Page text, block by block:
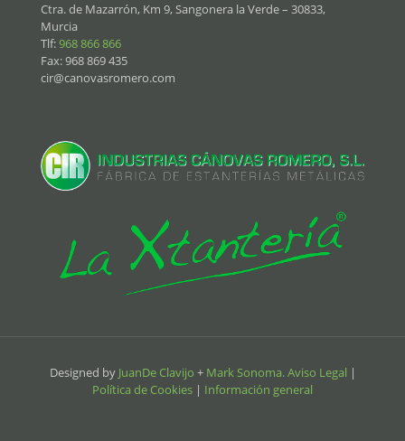
Ctra. de Mazarrón, Km 9, Sangonera la Verde – 30833,
Murcia
Tlf:968 866 866
Fax: 968 869 435
cir@canovasromero.com
Designed by JuanDe Clavijo + Mark Sonoma.Aviso Legal |
Política de Cookies | Información general